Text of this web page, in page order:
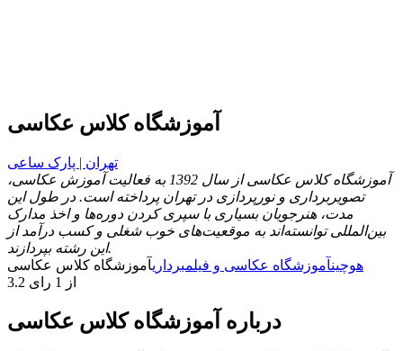
آموزشگاه کلاس عکاسی
تهران | پارک ساعی
آموزشگاه کلاس عکاسی از سال 1392 به فعالیت آموزش عکاسی،
تصویربرداری و نورپردازی در تهران پرداخته است. در طول این
مدت، هنرجویان بسیاری با سپری کردن دوره‌ها و اخذ مدارک
بین‌المللی توانسته‌اند به موقعیت‌های خوب شغلی و کسب درآمد از
این رشته بپردازند.
هوچینآموزشگاه عکاسی و فیلمبرداریآموزشگاه کلاس عکاسی
3.2 از 1 رای
درباره آموزشگاه کلاس عکاسی